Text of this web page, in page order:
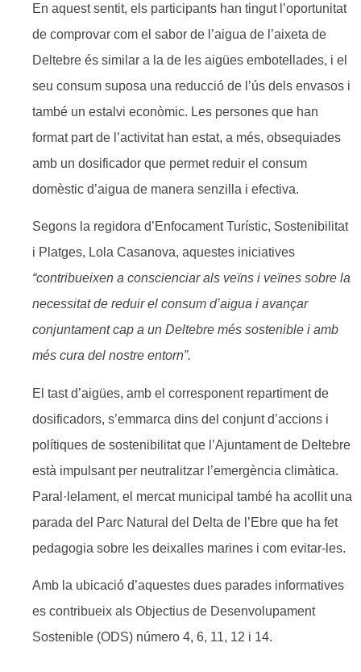
En aquest sentit, els participants han tingut l’oportunitat
de comprovar com el sabor de l’aigua de l’aixeta de
Deltebre és similar a la de les aigües embotellades, i el
seu consum suposa una reducció de l’ús dels envasos i
també un estalvi econòmic. Les persones que han
format part de l’activitat han estat, a més, obsequiades
amb un dosificador que permet reduir el consum
domèstic d’aigua de manera senzilla i efectiva.
Segons la regidora d’Enfocament Turístic, Sostenibilitat
i Platges, Lola Casanova, aquestes iniciatives
“contribueixen a conscienciar als veïns i veïnes sobre la
necessitat de reduir el consum d’aigua i avançar
conjuntament cap a un Deltebre més sostenible i amb
més cura del nostre entorn”.
El tast d’aigües, amb el corresponent repartiment de
dosificadors, s’emmarca dins del conjunt d’accions i
polítiques de sostenibilitat que l’Ajuntament de Deltebre
està impulsant per neutralitzar l’emergència climàtica.
Paral·lelament, el mercat municipal també ha acollit una
parada del Parc Natural del Delta de l’Ebre que ha fet
pedagogia sobre les deixalles marines i com evitar-les.
Amb la ubicació d’aquestes dues parades informatives
es contribueix als Objectius de Desenvolupament
Sostenible (ODS) número 4, 6, 11, 12 i 14.